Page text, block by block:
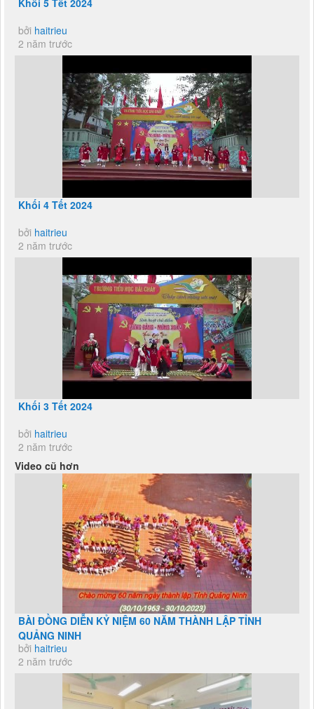
Khối 5 Tết 2024
bởi haitrieu
2 năm trước
Khối 4 Tết 2024
bởi haitrieu
2 năm trước
Khối 3 Tết 2024
bởi haitrieu
2 năm trước
Video cũ hơn
BÀI ĐỒNG DIỄN KỶ NIỆM 60 NĂM THÀNH LẬP TỈNH
QUẢNG NINH
bởi haitrieu
2 năm trước